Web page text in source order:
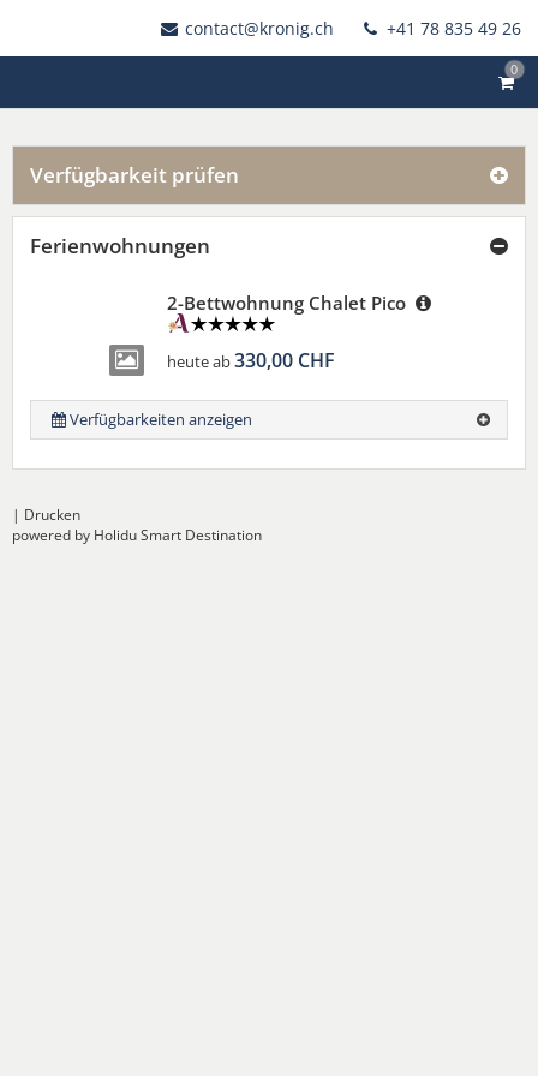
contact@kronig.ch +41 78 835 49 26
0
Verfügbarkeit prüfen
Ferienwohnungen
2-Bettwohnung Chalet Pico
heute ab330,00 CHF
Verfügbarkeiten anzeigen
| Drucken
powered by Holidu Smart Destination